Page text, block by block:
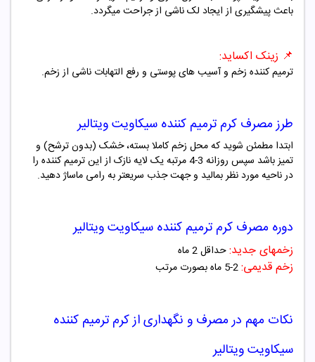
باعث پیشگیری از ایجاد لک ناشی از جراحت میگردد.
📌 زینک اکساید:
ترمیم کننده زخم و آسیب های پوستی و رفع التهابات ناشی از زخم.
طرز مصرف کرم ترمیم کننده سیکاویت ویتالیر
ابتدا مطمئن شوید که محل زخم کاملا بسته، خشک (بدون ترشح) و
تمیز باشد سپس روزانه 3-4 مرتبه یک لایه نازک از این ترمیم کننده را
در ناحیه مورد نظر بمالید و جهت جذب سریعتر به رامی ماساژ دهید.
دوره مصرف کرم ترمیم کننده سیکاویت ویتالیر
زخمهای جدید:حداقل 2 ماه
زخم قدیمی:
نکات مهم در مصرف و نگهداری ازکرم ترمیم کننده
سیکاویت ویتالیر